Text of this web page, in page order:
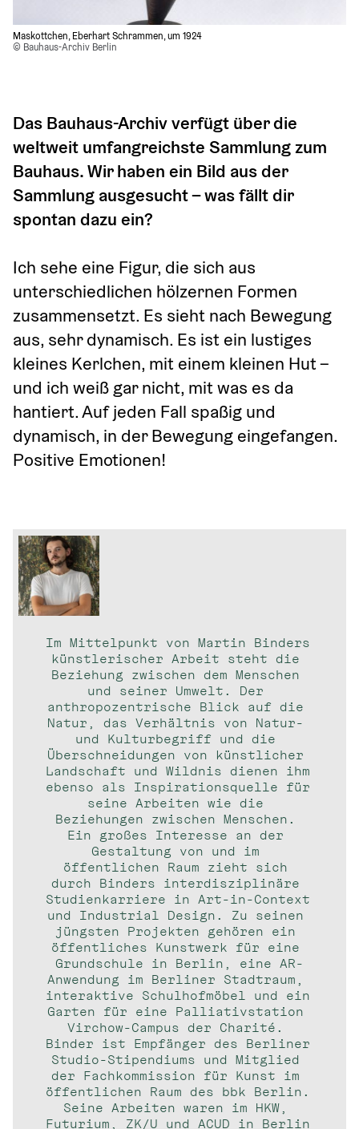
Maskottchen, Eberhart Schrammen, um 1924
© Bauhaus-Archiv Berlin
Das Bauhaus-Archiv verfügt über die
weltweit umfangreichste Sammlung zum
Bauhaus. Wir haben ein Bild aus der
Sammlung ausgesucht – was fällt dir
spontan dazu ein?
Ich sehe eine Figur, die sich aus
unterschiedlichen hölzernen Formen
zusammensetzt. Es sieht nach Bewegung
aus, sehr dynamisch. Es ist ein lustiges
kleines Kerlchen, mit einem kleinen Hut –
und ich weiß gar nicht, mit was es da
hantiert. Auf jeden Fall spaßig und
dynamisch, in der Bewegung eingefangen.
Positive Emotionen!
Im Mittelpunkt von Martin Binders
künstlerischer Arbeit steht die
Beziehung zwischen dem Menschen
und seiner Umwelt. Der
anthropozentrische Blick auf die
Natur, das Verhältnis von Natur-
und Kulturbegriff und die
Überschneidungen von künstlicher
Landschaft und Wildnis dienen ihm
ebenso als Inspirationsquelle für
seine Arbeiten wie die
Beziehungen zwischen Menschen.
Ein großes Interesse an der
Gestaltung von und im
öffentlichen Raum zieht sich
durch Binders interdisziplinäre
Studienkarriere in Art-in-Context
und Industrial Design. Zu seinen
jüngsten Projekten gehören ein
öffentliches Kunstwerk für eine
Grundschule in Berlin, eine AR-
Anwendung im Berliner Stadtraum,
interaktive Schulhofmöbel und ein
Garten für eine Palliativstation
Virchow-Campus der Charité.
Binder ist Empfänger des Berliner
Studio-Stipendiums und Mitglied
der Fachkommission für Kunst im
öffentlichen Raum des bbk Berlin.
Seine Arbeiten waren im HKW,
Futurium, ZK/U und ACUD in Berlin